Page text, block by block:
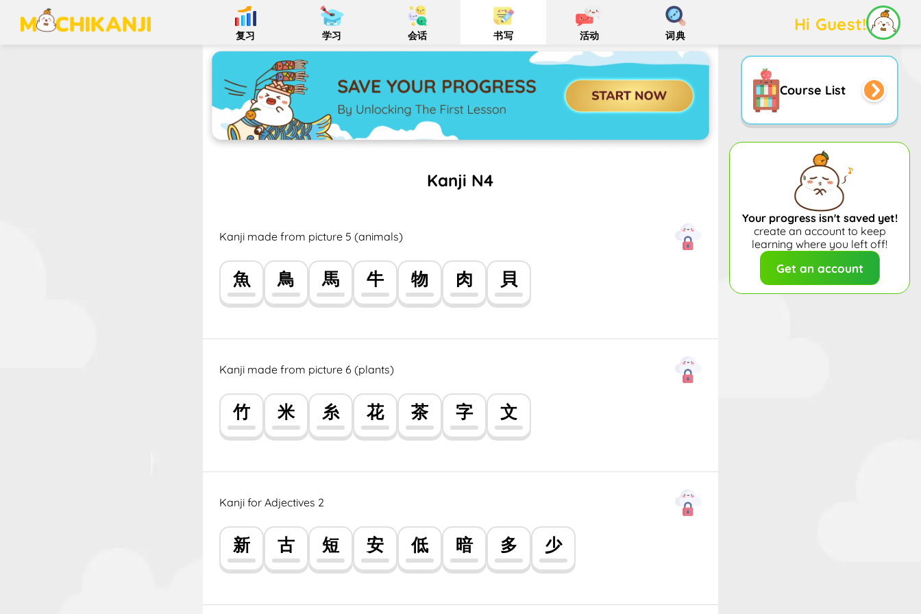
复习 学习 会话 书写 活动 词典
Hi Guest!
Kanji N4
Kanji made from picture 5 (animals)
魚 鳥 馬 牛 物 肉 貝
Kanji made from picture 6 (plants)
竹 米 糸 花 茶 字 文
Kanji for Adjectives 2
新 古 短 安 低 暗 多 少
Course List
Your progress isn't saved yet!
create an account to keep
learning where you left off!
Get an account